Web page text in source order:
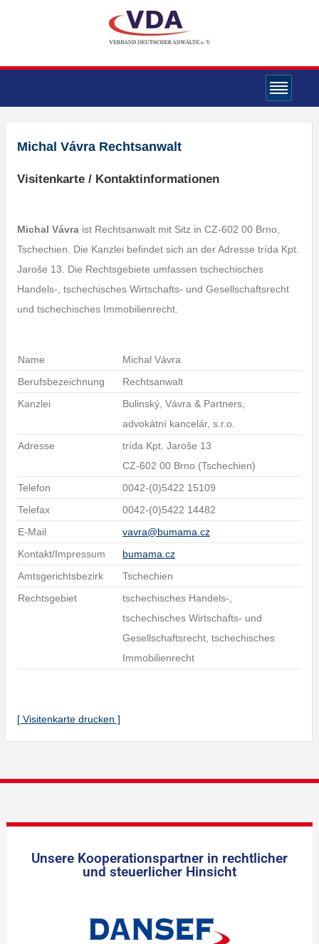
Michal Vávra Rechtsanwalt
Visitenkarte / Kontaktinformationen
Michal Vávraist Rechtsanwalt mit Sitz in CZ-602 00 Brno,
Tschechien. Die Kanzlei befindet sich an der Adresse trída Kpt.
Jaroše 13. Die Rechtsgebiete umfassen tschechisches
Handels-, tschechisches Wirtschafts- und Gesellschaftsrecht
und tschechisches Immobilienrecht.
Name
Michal Vávra
Berufsbezeichnung
Rechtsanwalt
Kanzlei
Bulinský, Vávra & Partners,
advokátní kancelár, s.r.o.
Adresse
trída Kpt. Jaroše 13
CZ-602 00 Brno (Tschechien)
Telefon
0042-(0)5422 15109
Telefax
0042-(0)5422 14482
E-Mail
vavra@bumama.cz
Kontakt/Impressum
bumama.cz
Amtsgerichtsbezirk
Tschechien
Rechtsgebiet
tschechisches Handels-,
tschechisches Wirtschafts- und
Gesellschaftsrecht, tschechisches
Immobilienrecht
[ Visitenkarte drucken ]
Unsere Kooperationspartner in rechtlicher
und steuerlicher Hinsicht